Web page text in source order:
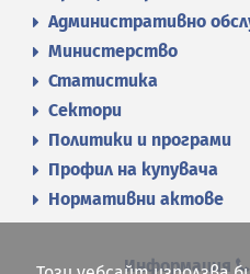
Административно
Министерство
Статистика
Сектори
Политики и програми
Профил на купувача
Нормативни актове
Информация